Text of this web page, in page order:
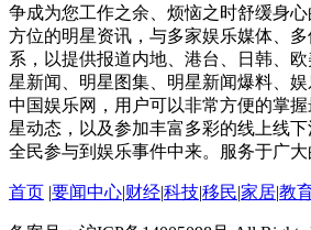
争成为您工作之余、烦恼之时舒缓身
方位的明星资讯，与多家娱乐媒体、
系，以提供报道内地、港台、日韩、
星新闻、明星图集、明星新闻爆料、
中国娱乐网，用户可以非常方便的掌
星动态，以及参加丰富多彩的线上线
全民参与到娱乐事件中来。服务于广大
首页 |要闻中心|财经|科技|移民|家居|教